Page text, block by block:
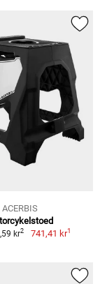
ACERBIS
kr2 741,41 kr1